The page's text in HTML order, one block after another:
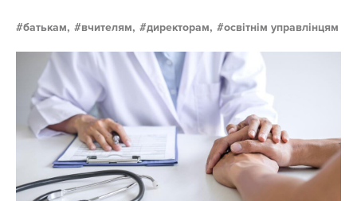
батькам, вчителям, директорам, освітнім управлінцям